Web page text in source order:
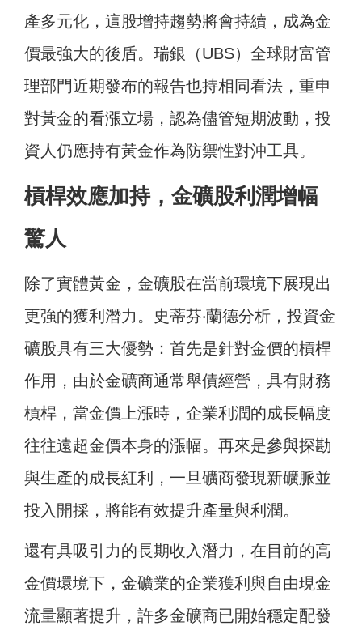
產多元化，這股增持趨勢將會持續，成為金
價最強大的後盾。瑞銀（UBS）全球財富管
理部門近期發布的報告也持相同看法，重申
對黃金的看漲立場，認為儘管短期波動，投
資人仍應持有黃金作為防禦性對沖工具。
槓桿效應加持，金礦股利潤增幅
驚人
除了實體黃金，金礦股在當前環境下展現出
更強的獲利潛力。史蒂芬‧蘭德分析，投資金
礦股具有三大優勢：首先是針對金價的槓桿
作用，由於金礦商通常舉債經營，具有財務
槓桿，當金價上漲時，企業利潤的成長幅度
往往遠超金價本身的漲幅。再來是參與探勘
與生產的成長紅利，一旦礦商發現新礦脈並
投入開採，將能有效提升產量與利潤。
還有具吸引力的長期收入潛力，在目前的高
金價環境下，金礦業的企業獲利與自由現金
流量顯著提升，許多金礦商已開始穩定配發